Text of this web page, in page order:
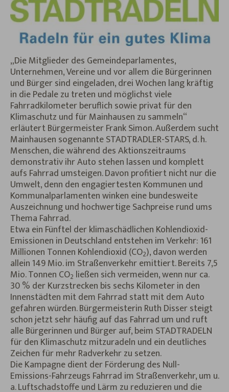
„Die Mitglieder des Gemeindeparlamentes,
Unternehmen, Vereine und vor allem die Bürgerinnen
und Bürger sind eingeladen, drei Wochen lang kräftig
in die Pedale zu treten und möglichst viele
Fahrradkilometer beruflich sowie privat für den
Klimaschutz und für Mainhausen zu sammeln“
erläutert Bürgermeister Frank Simon. Außerdem sucht
Mainhausen sogenannte STADTRADLER-STARS, d. h.
Menschen, die während des Aktionszeitraums
demonstrativ ihr Auto stehen lassen und komplett
aufs Fahrrad umsteigen. Davon profitiert nicht nur die
Umwelt, denn den engagiertesten Kommunen und
Kommunalparlamenten winken eine bundesweite
Auszeichnung und hochwertige Sachpreise rund ums
Thema Fahrrad.
Etwa ein Fünftel der klimaschädlichen Kohlendioxid-
Emissionen in Deutschland entstehen im Verkehr: 161
Millionen Tonnen Kohlendioxid (CO2), davon werden
allein 149 Mio. im Straßenverkehr emittiert. Bereits 7,5
Mio. Tonnen CO2 ließen sich vermeiden, wenn nur ca.
30 % der Kurzstrecken bis sechs Kilometer in den
Innenstädten mit dem Fahrrad statt mit dem Auto
gefahren würden. Bürgermeisterin Ruth Disser steigt
schon jetzt sehr häufig auf das Fahrrad um und ruft
alle Bürgerinnen und Bürger auf, beim STADTRADELN
für den Klimaschutz mitzuradeln und ein deutliches
Zeichen für mehr Radverkehr zu setzen.
Die Kampagne dient der Förderung des Null-
Emissions-Fahrzeugs Fahrrad im Straßenverkehr, um u.
a. Luftschadstoffe und Lärm zu reduzieren und die